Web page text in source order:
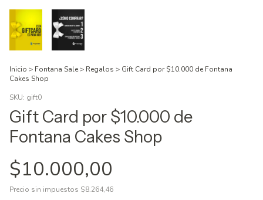
Inicio > Fontana Sale> Regalos > Gift Card por $10.000 de Fontana
Cakes Shop
SKU: gift0
Gift Card por $10.000 de
Fontana Cakes Shop
$10.000,00
Precio sin impuestos $8.264,46